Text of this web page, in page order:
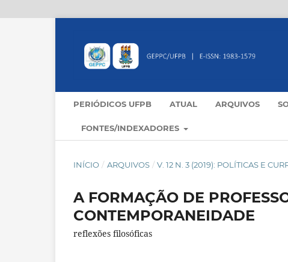
PERIÓDICOS UFPB ATUAL ARQUIVOS
FONTES/INDEXADORES
INÍCIO / ARQUIVOS / V. 12 N. 3 (2019): POLÍTICAS E
A FORMAÇÃO DE
CONTEMPORANEIDADE
reflexões filosóficas